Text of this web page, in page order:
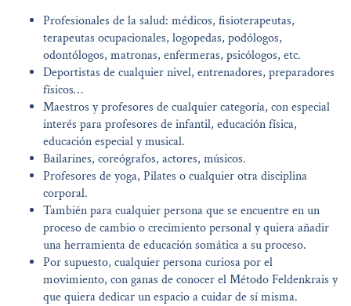
Profesionales de la salud: médicos, fisioterapeutas,
terapeutas ocupacionales, logopedas, podólogos,
odontólogos, matronas, enfermeras, psicólogos, etc.
Deportistas de cualquier nivel, entrenadores, preparadores
físicos…
Maestros y profesores de cualquier categoría, con especial
interés para profesores de infantil, educación física,
educación especial y musical.
Bailarines, coreógrafos, actores, músicos.
Profesores de yoga, Pilates o cualquier otra disciplina
corporal.
También para cualquier persona que se encuentre en un
proceso de cambio o crecimiento personal y quiera añadir
una herramienta de educación somática a su proceso.
Por supuesto, cualquier persona curiosa por el
movimiento, con ganas de conocer el Método Feldenkrais y
que quiera dedicar un espacio a cuidar de sí misma.